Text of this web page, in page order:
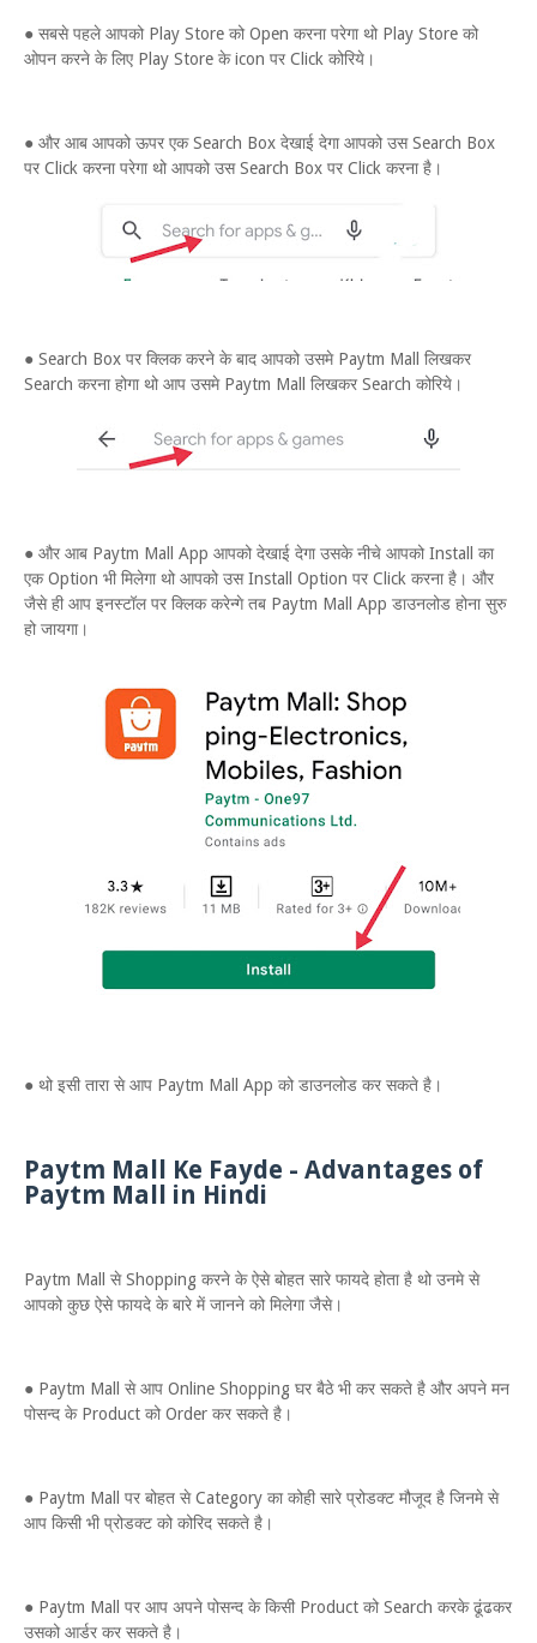
● सबसे पहले आपको Play Store को Open करना परेगा थो Play Store को
ओपन करने के लिए Play Store के icon पर Click कोरिये।
● और आब आपको ऊपर एक Search Box देखाई देगा आपको उस Search Box
पर Click करना परेगा थो आपको उस Search Box पर Click करना है।
● Search Box पर क्लिक करने के बाद आपको उसमे Paytm Mall लिखकर
Search करना होगा थो आप उसमे Paytm Mall लिखकर Search कोरिये।
● और आब Paytm Mall App आपको देखाई देगा उसके नीचे आपको Install का
एक Option भी मिलेगा थो आपको उस Install Option पर Click करना है। और
जैसे ही आप इनस्टॉल पर क्लिक करेन्गे तब Paytm Mall App डाउनलोड होना सुरु
हो जायगा।
● थो इसी तारा से आप Paytm Mall App को डाउनलोड कर सकते है।
Paytm Mall Ke Fayde - Advantages of
Paytm Mall in Hindi
Paytm Mall से Shopping करने के ऐसे बोहत सारे फायदे होता है थो उनमे से
आपको कुछ ऐसे फायदे के बारे में जानने को मिलेगा जैसे।
● Paytm Mall से आप Online Shopping घर बैठे भी कर सकते है और अपने मन
पोसन्द के Product को Order कर सकते है।
● Paytm Mall पर बोहत से Category का कोही सारे प्रोडक्ट मौजूद है जिनमे से
आप किसी भी प्रोडक्ट को कोरिद सकते है।
● Paytm Mall पर आप अपने पोसन्द के किसी Product को Search करके ढूंढकर
उसको आर्डर कर सकते है।